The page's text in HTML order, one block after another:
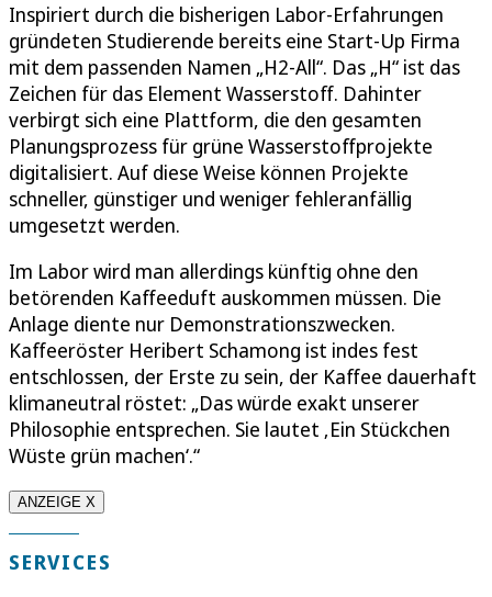
Inspiriert durch die bisherigen Labor-Erfahrungen
gründeten Studierende bereits eine Start-Up Firma
mit dem passenden Namen „H2-All“. Das „H“ ist das
Zeichen für das Element Wasserstoff. Dahinter
verbirgt sich eine Plattform, die den gesamten
Planungsprozess für grüne Wasserstoffprojekte
digitalisiert. Auf diese Weise können Projekte
schneller, günstiger und weniger fehleranfällig
umgesetzt werden.
Im Labor wird man allerdings künftig ohne den
betörenden Kaffeeduft auskommen müssen. Die
Anlage diente nur Demonstrationszwecken.
Kaffeeröster Heribert Schamong ist indes fest
entschlossen, der Erste zu sein, der Kaffee dauerhaft
klimaneutral röstet: „Das würde exakt unserer
Philosophie entsprechen. Sie lautet ‚Ein Stückchen
Wüste grün machen‘.“
ANZEIGE X
SERVICES